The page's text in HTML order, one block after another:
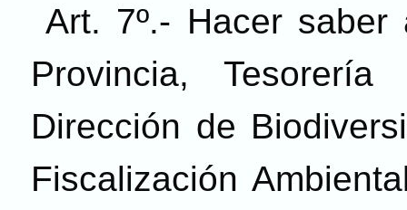
Art. 7º.- Hacer
Provincia,
Dirección de
Fiscalización